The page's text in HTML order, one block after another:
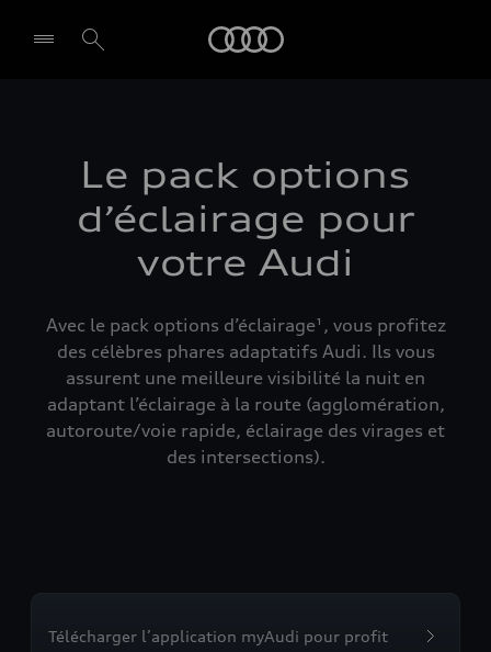
Le pack options
d’éclairage pour
votre Audi
Avec le pack options d’éclairage¹, vous profitez
des célèbres phares adaptatifs Audi. Ils vous
assurent une meilleure visibilité la nuit en
adaptant l’éclairage à la route (agglomération,
autoroute/voie rapide, éclairage des virages et
des intersections).
Télécharger l’application myAudi pour profit